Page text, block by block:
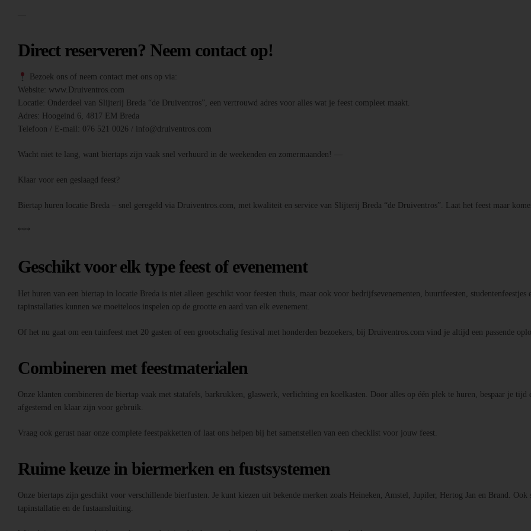
—
Direct reserveren? Neem contact op!
Bezoek ons of neem contact met ons op via:
Website: www.Druiventros.com
Locatie: Onderdeel van Slijterij Breda “de Druiventros”, een vertrouwd adres voor alles wat je feest compleet maakt.
Adres: Hoogeind 6, 4817 EM Breda
Telefoon / E-mail: 076 521 0026 / info@druiventros.com
Wacht niet te lang, want biertaps zijn vaak snel verhuurd in de weekenden en zomermaanden! —
Klaar voor een geslaagd feest?
Biertap huren locatie Breda – snel geregeld via Druiventros.com, met kwaliteit en service van Slijterij Breda “de Druiventros”. Laat het feest maar
***
Geschikt voor elk type feest of evenement
Het huren van een biertap in locatie Breda is niet alleen geschikt voor feesten thuis, maar ook voor bedrijfsevenementen, buurtfeesten,
tapinstallaties kunnen we moeiteloos inspelen op de grootte en aard van elk evenement.
Of het nu gaat om een tuinfeest met 20 gasten of een grootschalig festival met honderden bezoekers, bij Druiventros.com vind je altijd een passende
Combineren met feestmaterialen
Onze klanten combineren de biertap vaak met statafels, barkrukken, glaswerk, verlichting en koelkasten. Door alles op één plek te huren, bespaar je
afgestemd en klaar zijn voor gebruik.
Vraag ook gerust naar onze complete feestpakketten of laat ons helpen bij het samenstellen van een checklist voor jouw feest.
Ruime keuze in biermerken en fustsystemen
Onze biertaps zijn geschikt voor verschillende bierfusten. Je kunt kiezen uit bekende merken zoals Heineken, Amstel, Jupiler, Hertog Jan en Brand.
tapinstallatie en de fustaansluiting.